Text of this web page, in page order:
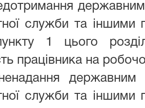
служби та іншими
1 цього
працівника на
державним
служби та іншими